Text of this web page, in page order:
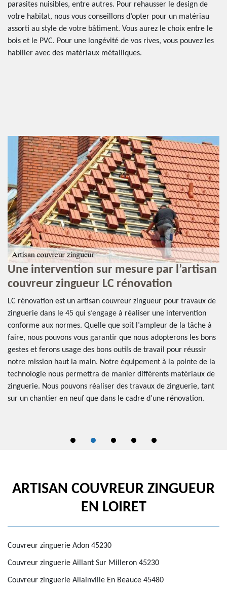
parasites nuisibles, entre autres. Pour rehausser le design de
votre habitat, nous vous conseillons d’opter pour un matériau
assorti au style de votre bâtiment. Vous aurez le choix entre le
bois et le PVC. Pour une longévité de vos rives, vous pouvez les
habiller avec des matériaux métalliques.
L’entreprise LC rénovation se spécialise
également en réparation de zinguerie
Votre zinguerie de toit étant continuellement exposée aux
intempéries, elle peut subir des dommages au fil des mois ou
des années. Quoi qu’il en soit, un entretien ponctuel vous
permettra d’éviter toute dégradation de la zinguerie. En tout
cas, pour toute réparation de zinguerie dans le 45 Loiret, vous
pouvez prendre contact avec l’artisan couvreur zingueur LC
rénovation. Quel que soit l’élément de zinguerie à remettre en
état, un diagnostic au préalable nous permettra de déceler le
problème et de déterminer la meilleure manière de réparer
ARTISAN COUVREUR ZINGUEUR
EN LOIRET
Couvreur zinguerie Adon 45230
Couvreur zinguerie Aillant Sur Milleron 45230
Couvreur zinguerie Allainville En Beauce 45480